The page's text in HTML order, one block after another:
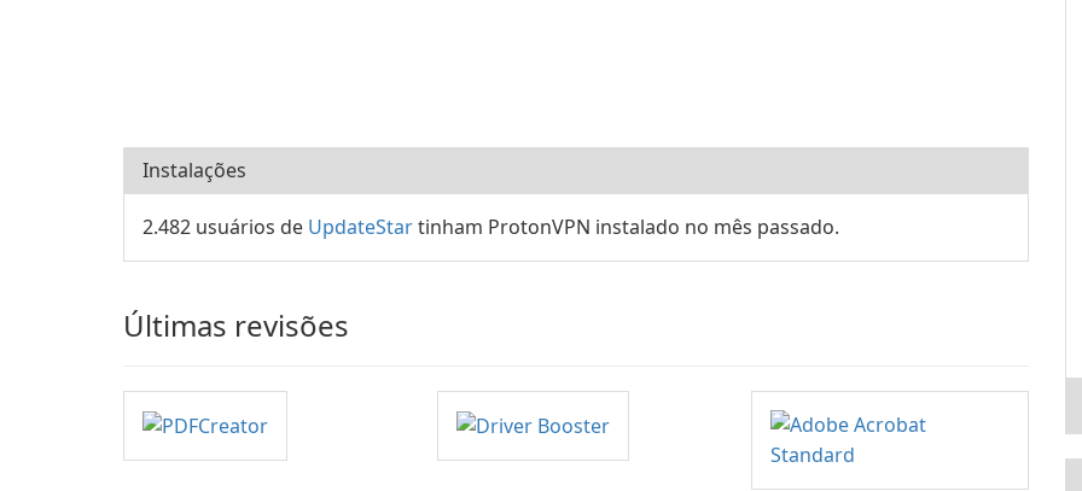
Instalações
2.482 usuários de UpdateStartinham ProtonVPN instalado no mês passado.
Últimas revisões